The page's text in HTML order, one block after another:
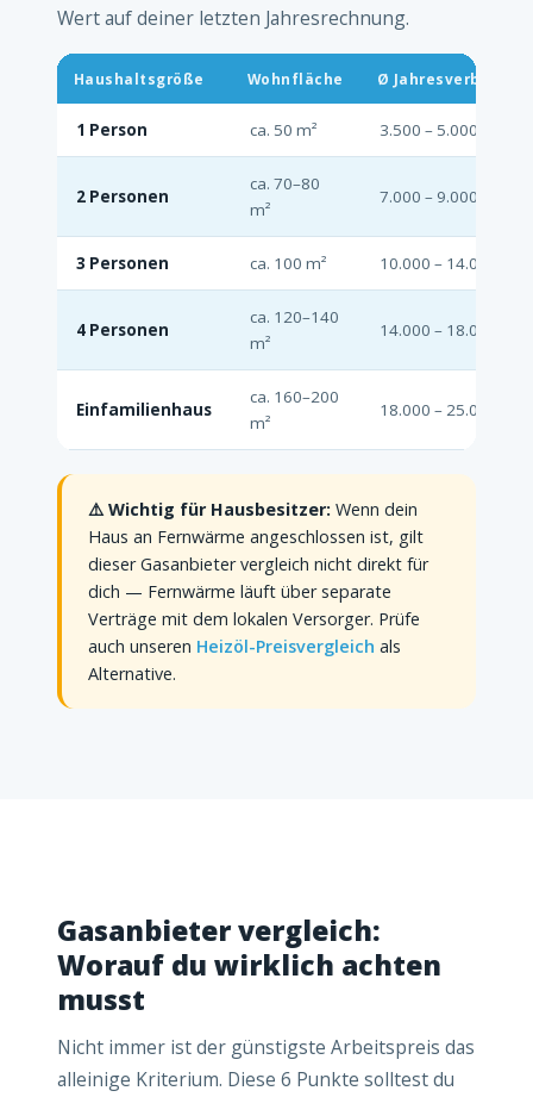
Wert auf deiner letzten Jahresrechnung.
Haushaltsgröße Wohnfläche Ø Jahresverbrauch
1 Person ca. 50 m² 3.500 – 5.000 kWh
2 Personen
ca. 70–80
m²
7.000 – 9.000 kWh
3 Personen ca. 100 m² 10.000 – 14.000 kWh
4 Personen
ca. 120–140
m²
14.000 – 18.000 kWh
Einfamilienhaus
ca. 160–200
m²
18.000 – 25.000 kWh
⚠️ Wichtig für Hausbesitzer: Wenn dein
Haus an Fernwärme angeschlossen ist, gilt
dieser Gasanbieter vergleich nicht direkt für
dich — Fernwärme läuft über separate
Verträge mit dem lokalen Versorger. Prüfe
auch unseren Heizöl-Preisvergleich als
Alternative.
Gasanbieter vergleich:
Worauf du wirklich achten
musst
Nicht immer ist der günstigste Arbeitspreis das
alleinige Kriterium. Diese 6 Punkte solltest du